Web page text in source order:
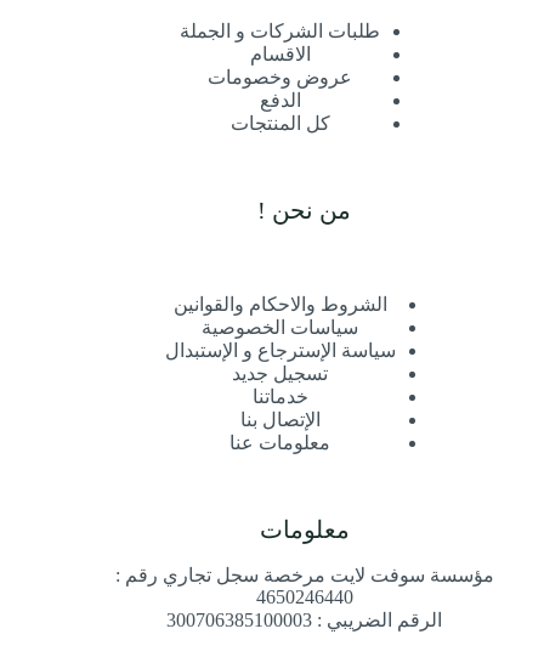
طلبات الشركات و الجملة
الاقسام
عروض وخصومات
الدفع
كل المنتجات
من نحن !
الشروط والاحكام والقوانين
سياسات الخصوصية
سياسة الإسترجاع و الإستبدال
تسجيل جديد
خدماتنا
الإتصال بنا
معلومات عنا
معلومات
مؤسسة سوفت لايت مرخصة سجل تجاري رقم :
4650246440
الرقم الضريبي : 300706385100003